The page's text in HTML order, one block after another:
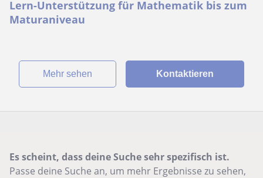
Lern-Unterstützung für Mathematik bis zum
Maturaniveau
Mehr sehen Kontaktieren
Es scheint, dass deine Suche sehr spezifisch ist.
Passe deine Suche an, um mehr Ergebnisse zu sehen,